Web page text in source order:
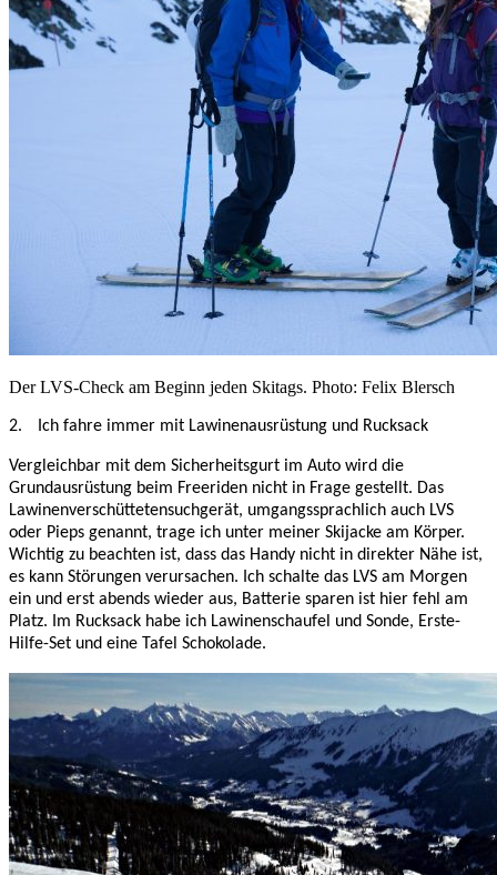
Der LVS-Check am Beginn jeden Skitags. Photo: Felix Blersch
2. Ich fahre immer mit Lawinenausrüstung und Rucksack
Vergleichbar mit dem Sicherheitsgurt im Auto wird die
Grundausrüstung beim Freeriden nicht in Frage gestellt. Das
Lawinenverschüttetensuchgerät, umgangssprachlich auch LVS
oder Pieps genannt, trage ich unter meiner Skijacke am Körper.
Wichtig zu beachten ist, dass das Handy nicht in direkter Nähe ist,
es kann Störungen verursachen. Ich schalte das LVS am Morgen
ein und erst abends wieder aus, Batterie sparen ist hier fehl am
Platz. Im Rucksack habe ich Lawinenschaufel und Sonde, Erste-
Hilfe-Set und eine Tafel Schokolade.